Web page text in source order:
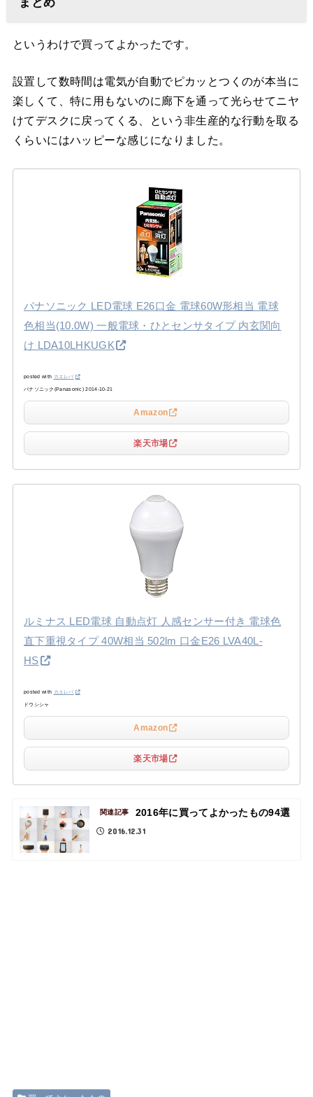
というわけで買ってよかったです。
設置して数時間は電気が自動でピカッとつくのが本当に
楽しくて、特に用もないのに廊下を通って光らせてニヤ
けてデスクに戻ってくる、という非生産的な行動を取る
くらいにはハッピーな感じになりました。
パナソニック LED電球 E26口金 電球60W形相当 電球
色相当(10.0W) 一般電球・ひとセンサタイプ 内玄関向
け LDA10LHKUGK
posted with カエレバ
パナソニック(Panasonic) 2014-10-21
Amazon
楽天市場
ルミナス LED電球 自動点灯 人感センサー付き 電球色
直下重視タイプ 40W相当 502lm 口金E26 LVA40L-
HS
posted with カエレバ
ドウシシャ
Amazon
楽天市場
関連記事 2016年に買ってよかったもの94選
2016.12.31